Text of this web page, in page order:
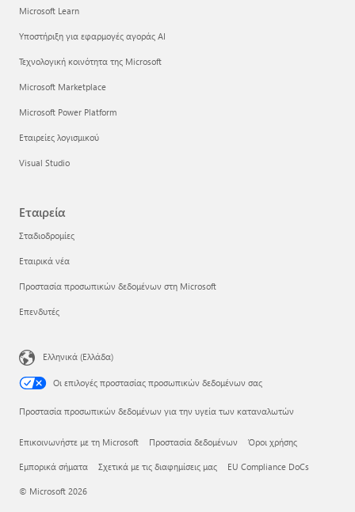
Microsoft Learn
Υποστήριξη για εφαρμογές αγοράς AI
Τεχνολογική κοινότητα της Microsoft
Microsoft Marketplace
Microsoft Power Platform
Εταιρείες λογισμικού
Visual Studio
Εταιρεία
Σταδιοδρομίες
Εταιρικά νέα
Προστασία προσωπικών δεδομένων στη Microsoft
Επενδυτές
Ελληνικά (Ελλάδα)
Οι επιλογές προστασίας προσωπικών δεδομένων σας
Προστασία προσωπικών δεδομένων για την υγεία των καταναλωτών
Επικοινωνήστε με τη Microsoft Προστασία δεδομένων Όροι χρήσης
Εμπορικά σήματα Σχετικά με τις διαφημίσεις μας EU Compliance DoCs
© Microsoft 2026